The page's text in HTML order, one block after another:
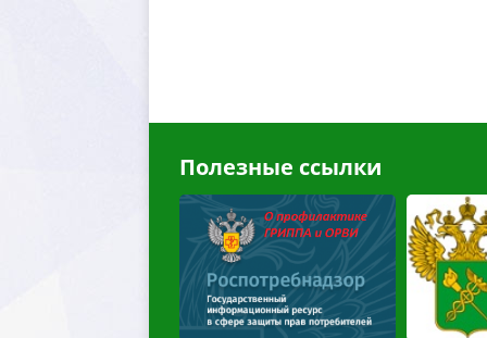
Полезные ссылки